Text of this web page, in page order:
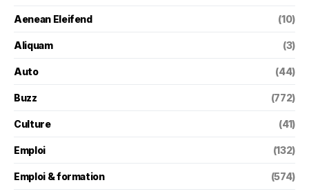
Aenean Eleifend (10)
Aliquam (3)
Auto (44)
Buzz (772)
Culture (41)
Emploi (132)
Emploi & formation (574)